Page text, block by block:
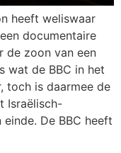
heeft weliswaar
documentaire
de zoon van een
wat de BBC in het
toch is daarmee de
Israëlisch-
De BBC heeft